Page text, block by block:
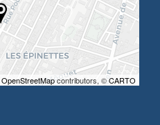
OpenStreetMapcontributors, ©CARTO